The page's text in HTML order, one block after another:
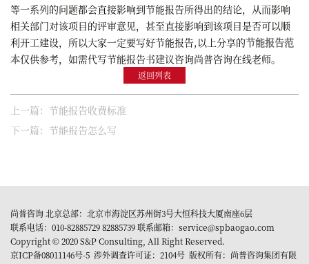
等一系列的问题都会直接影响到节能报告所得出的结论，从而影响
相关部门对该项目的评审意见，甚至直接影响到该项目是否可以顺
利开工建设，所以大家一定要写好节能报告,以上分享的节能报告范
本仅供参考，如需代写节能报告书建议咨询尚普咨询在线老师。
返回列表
上一篇：节能报告收费标准
下一篇：节能报告怎么写
尚普咨询 北京总部：北京市海淀区苏州街3号大恒科技大厦南座6层
联系电话：010-82885729 82885739 联系邮箱：service@spbaogao.com
Copyright © 2020 S&P Consulting, All Right Reserved.
京ICP备08011146号-5 涉外调查许可证：2104号 版权所有：尚普咨询集团有限